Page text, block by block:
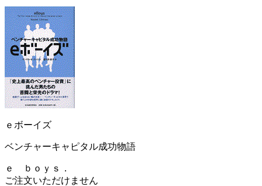
ｅボーイズ
ベンチャーキャピタル成功物語
ｅ ｂｏｙｓ．
ご注文いただけません